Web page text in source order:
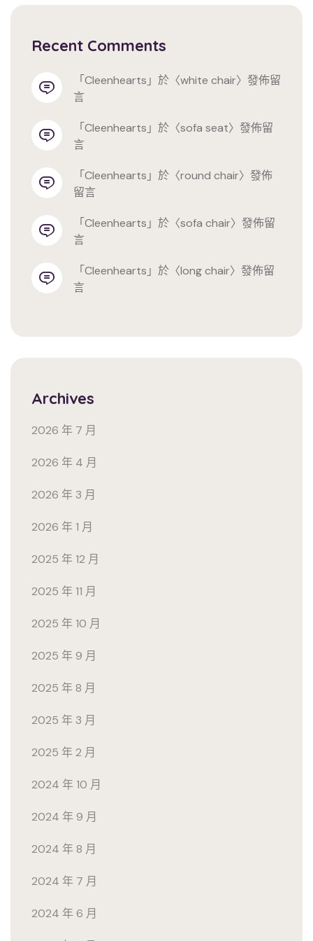
Recent Comments
「 cleenhearts 」於〈white chair〉發佈留
言
「 cleenhearts 」於〈sofa seat〉發佈留
言
「 cleenhearts 」於〈round chair〉發佈
留言
「 cleenhearts 」於〈sofa chair〉發佈留
言
「 cleenhearts 」於〈long chair〉發佈留
言
Archives
2026 年 7 月
2026 年 4 月
2026 年 3 月
2026 年 1 月
2025 年 12 月
2025 年 11 月
2025 年 10 月
2025 年 9 月
2025 年 8 月
2025 年 3 月
2025 年 2 月
2024 年 10 月
2024 年 9 月
2024 年 8 月
2024 年 7 月
2024 年 6 月